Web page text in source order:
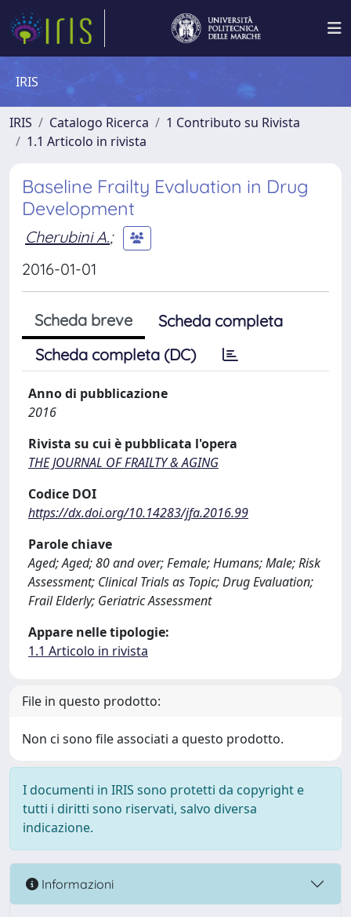
IRIS
IRIS Catalogo Ricerca
1 Contributo su Rivista
1.1 Articolo in rivista
Baseline Frailty Evaluation in Drug
Development
Cherubini A.;
2016-01-01
Scheda breve
Scheda completa
Scheda completa (DC)
Anno di pubblicazione
2016
Rivista su cui è pubblicata l'opera
THE JOURNAL OF FRAILTY & AGING
Codice DOI
https://dx.doi.org/10.14283/jfa.2016.99
Parole chiave
Aged; Aged; 80 and over; Female; Humans; Male; Risk
Assessment; Clinical Trials as Topic; Drug Evaluation;
Frail Elderly; Geriatric Assessment
Appare nelle tipologie:
1.1 Articolo in rivista
File in questo prodotto:
Non ci sono file associati a questo prodotto.
I documenti in IRIS sono protetti da copyright e
tutti i diritti sono riservati, salvo diversa
indicazione.
Informazioni